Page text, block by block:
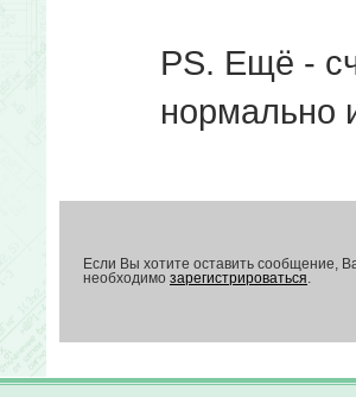
PS. Ещё -
нормально
Если Вы хотите оставить сообщение,
необходимо зарегистрироваться.